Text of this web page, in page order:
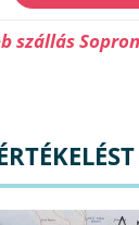
szállás